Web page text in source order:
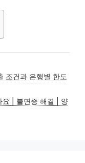
조건과 은행별 한도
요 | 불면증 해결 | 양